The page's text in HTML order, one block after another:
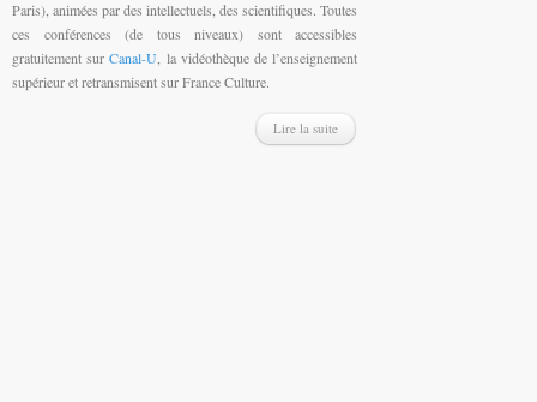
Paris), animées par des intellectuels, des scientifiques. Toutes
ces conférences (de tous niveaux) sont accessibles
gratuitement surCanal-U , la vidéothèque de l’enseignement
supérieur et retransmisent sur France Culture.
Lire la suite